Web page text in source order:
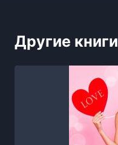
Другие книги